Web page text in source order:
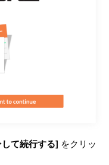
て続行する] をクリッ